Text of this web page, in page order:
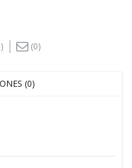
(0)
(0)